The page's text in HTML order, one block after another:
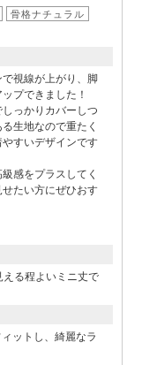
骨格ナチュラル
視線が上がり、脚
プできました！
っかりカバーしつ
生地なので重たく
すいデザインです
感をプラスしてく
たい方にぜひおす
る程よいミニ丈で
ットし、綺麗なラ